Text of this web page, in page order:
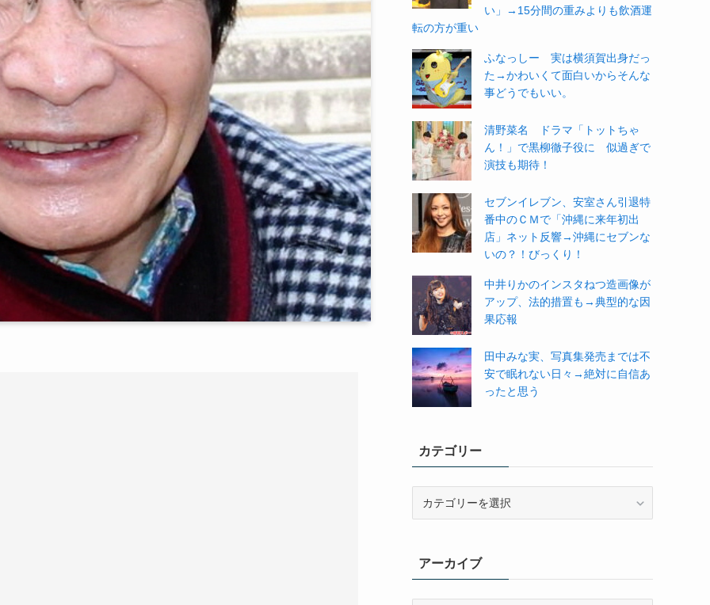
い」→15分間の重みよりも飲酒運
転の方が重い
ふなっしー 実は横須賀出身だっ
た→かわいくて面白いからそんな
事どうでもいい。
清野菜名 ドラマ「トットちゃ
ん！」で黒柳徹子役に 似過ぎで
演技も期待！
セブンイレブン、安室さん引退特
番中のＣＭで「沖縄に来年初出
店」ネット反響→沖縄にセブンな
いの？！びっくり！
中井りかのインスタねつ造画像が
アップ、法的措置も→典型的な因
果応報
田中みな実、写真集発売までは不
安で眠れない日々→絶対に自信あ
ったと思う
カテゴリー
ーアーカイブ